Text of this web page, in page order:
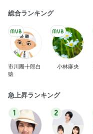
総合ランキング
市川團十郎白
猿
小林麻央
急上昇ランキング
1 2